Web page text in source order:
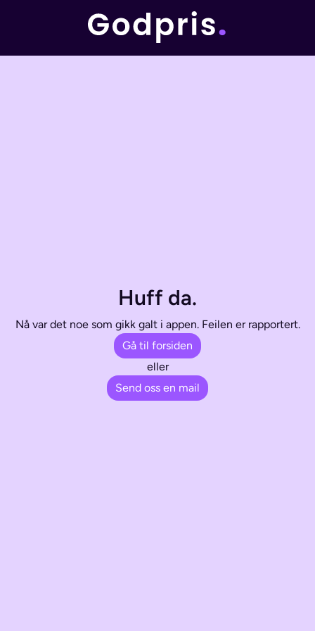
Huff da.
Nå var det noe som gikk galt i appen. Feilen er rapportert.
Gå til forsiden
eller
Send oss en mail